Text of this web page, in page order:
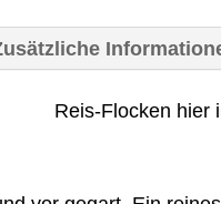
Reis-Flocken hier